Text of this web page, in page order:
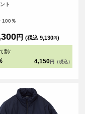
やすさを兼備。袖口、裾口
、動き回ってもゆったりと
ト
100％
円 (税込 9,130円)
割/
4,150 円（税込）